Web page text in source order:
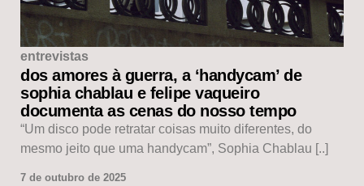
entrevistas
dos amores à guerra, a ‘handycam’ de
sophia chablau e felipe vaqueiro
documenta as cenas do nosso tempo
“Um disco pode retratar coisas muito diferentes, do
mesmo jeito que uma handycam”, Sophia Chablau [..]
7 de outubro de 2025